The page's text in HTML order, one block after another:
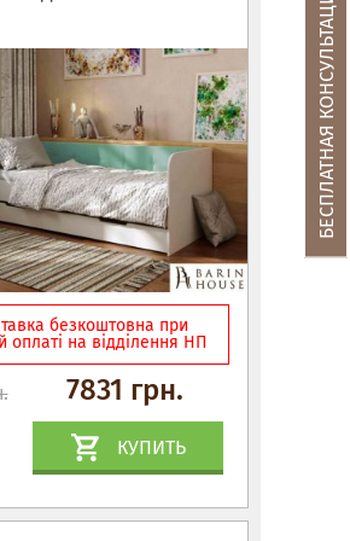
безкоштовна при
оплаті на відділення НП
7831 грн.
КУПИТЬ
БЕСПЛАТНАЯ КОНСУЛЬТАЦИЯ